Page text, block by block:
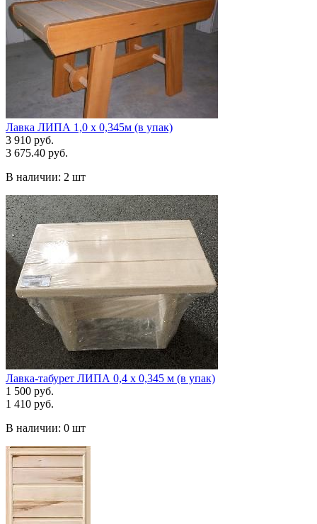
Лавка ЛИПА 1,0 х 0,345м (в упак)
3 910 руб.
3 675.40 руб.
В наличии: 2 шт
Лавка-табурет ЛИПА 0,4 х 0,345 м (в упак)
1 500 руб.
1 410 руб.
В наличии: 0 шт